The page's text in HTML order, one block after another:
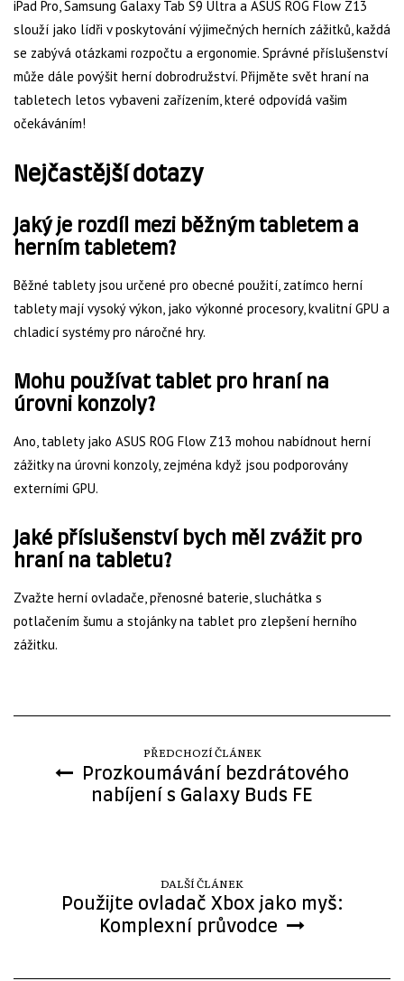
iPad Pro, Samsung Galaxy Tab S9 Ultra a ASUS ROG Flow Z13
slouží jako lídři v poskytování výjimečných herních zážitků, každá
se zabývá otázkami rozpočtu a ergonomie. Správné příslušenství
může dále povýšit herní dobrodružství. Přijměte svět hraní na
tabletech letos vybaveni zařízením, které odpovídá vašim
očekáváním!
Nejčastější dotazy
Jaký je rozdíl mezi běžným tabletem a
herním tabletem?
Běžné tablety jsou určené pro obecné použití, zatímco herní
tablety mají vysoký výkon, jako výkonné procesory, kvalitní GPU a
chladicí systémy pro náročné hry.
Mohu používat tablet pro hraní na
úrovni konzoly?
Ano, tablety jako ASUS ROG Flow Z13 mohou nabídnout herní
zážitky na úrovni konzoly, zejména když jsou podporovány
externími GPU.
Jaké příslušenství bych měl zvážit pro
hraní na tabletu?
Zvažte herní ovladače, přenosné baterie, sluchátka s
potlačením šumu a stojánky na tablet pro zlepšení herního
zážitku.
PŘEDCHOZÍ ČLÁNEK
Prozkoumávání bezdrátového
nabíjení s Galaxy Buds FE
DALŠÍ ČLÁNEK
Použijte ovladač Xbox jako myš:
Komplexní průvodce